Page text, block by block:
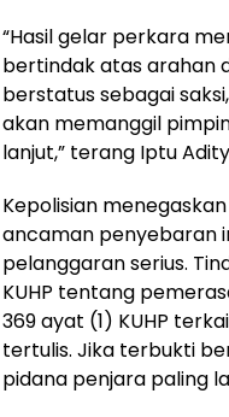
“Hasil gelar perkara
bertindak atas arahan
berstatus sebagai
akan memanggil
lanjut,” terang Iptu
Kepolisian
ancaman penyebaran
pelanggaran serius.
KUHP tentang
369 ayat (1) KUHP
tertulis. Jika terbukti
pidana penjara paling